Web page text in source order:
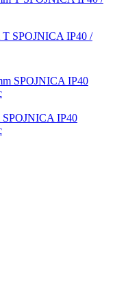
SPOJNICA IP40 /
IP40